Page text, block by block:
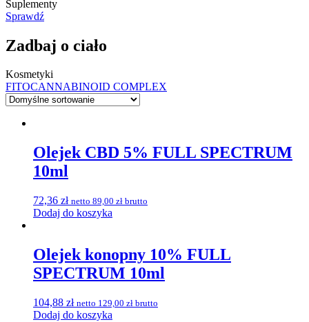
Suplementy
Sprawdź
Zadbaj o ciało
Kosmetyki
FITOCANNABINOID COMPLEX
Olejek CBD 5% FULL SPECTRUM
10ml
72,36 zł netto 89,00 zł brutto
Dodaj do koszyka
Olejek konopny 10% FULL
SPECTRUM 10ml
104,88 zł netto 129,00 zł brutto
Dodaj do koszyka